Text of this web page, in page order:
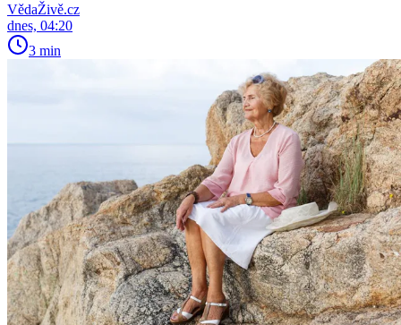
VědaŽivě.cz
dnes, 04:20
3 min